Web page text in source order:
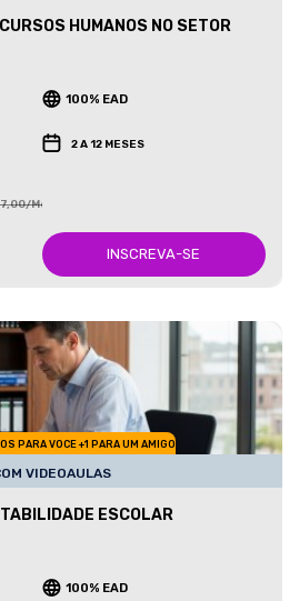
HUMANOS NO SETOR
100% EAD
2 A 12 MESES
Mês
INSCREVA-SE
PARA VOCE +1 PARA UM AMIGO
VIDEOAULAS
ESCOLAR
100% EAD